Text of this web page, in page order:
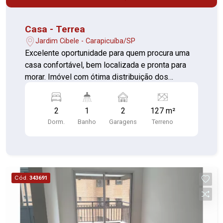
Casa - Terrea
Jardim Cibele - Carapicuíba/SP
Excelente oportunidade para quem procura uma
casa confortável, bem localizada e pronta para
morar. Imóvel com ótima distribuição dos
região com completa infraestrutura, próximo a
supermercados, comércio, transporte público e
serviços essenciais. Características do imóvel: 2
Excelente localização Próximo a comércios
variados Próximo a posto de saúde Fácil acesso
ao transporte público, com ponto de ônibus nas
proximidades. Agende uma visita e conheça de
perto esta excelente oportunidade de adquirir
2
Dorm.
1
Banho
2
Garagens
127 m²
Terreno
Cód. 343691